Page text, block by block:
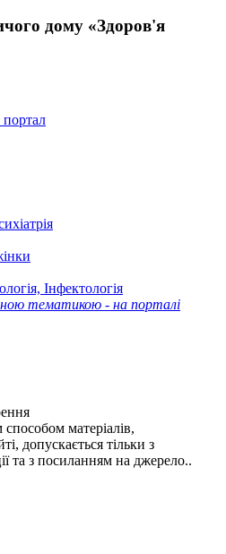
дому «Здоров'я
Інфектологія
тематикою - на порталі
матеріалів,
допускається тільки з
та з посиланням на джерело..